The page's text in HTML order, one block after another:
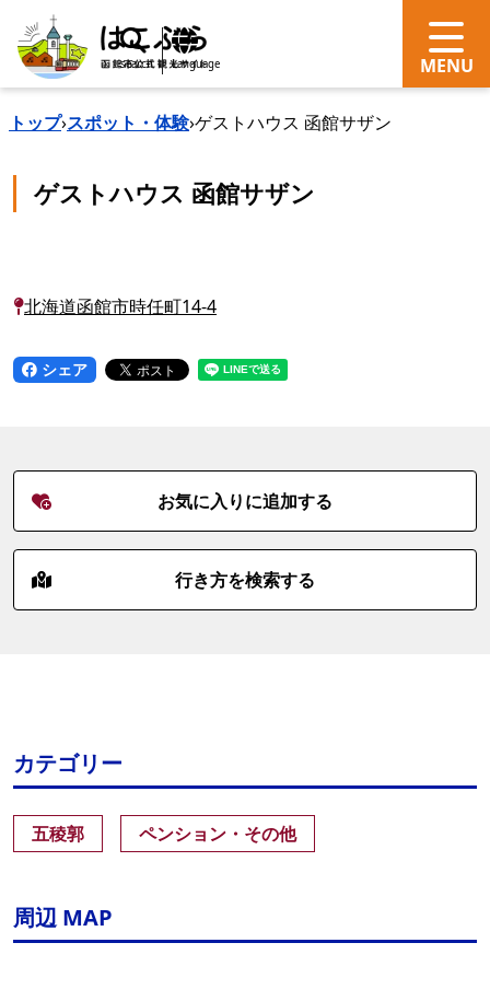
search Language
トップ›スポット・体験›ゲストハウス 函館サザン
ゲストハウス 函館サザン
北海道函館市時任町14-4
シェア
お気に入りに追加する
行き方を検索する
カテゴリー
五稜郭 ペンション・その他
周辺 MAP